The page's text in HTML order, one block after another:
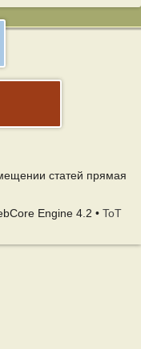
статей прямая
Engine 4.2 • ToT